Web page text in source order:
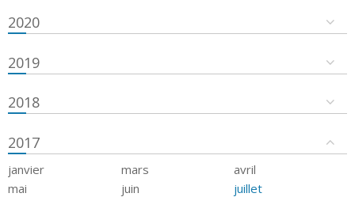
2020
2019
2018
2017
janvier mars
avril
mai
juin
juillet